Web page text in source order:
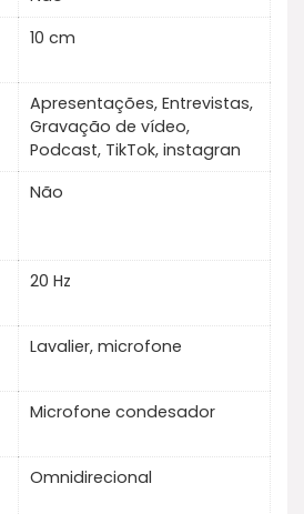
10 cm
Apresentações, Entrevistas,
Gravação de vídeo,
Podcast, TikTok, instagran
Não
20 Hz
Lavalier, microfone
Microfone condesador
Omnidirecional